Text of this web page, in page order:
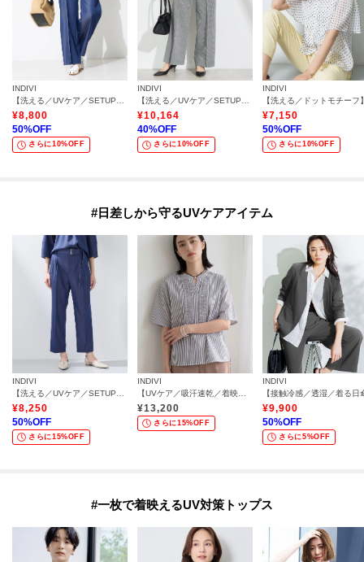
INDIVI
【洗える／UVケア／SETUP可能】デニムライクワイドパンツ
¥8,800
50%OFF
さらに10%OFF
INDIVI
【洗える／UVケア／SETUP可能】サッカー素材ストレートパンツ
¥10,164
40%OFF
さらに10%OFF
INDIVI
¥7,150
50%OFF
さらに10%OFF
#日差しから守るUVケアアイテム
INDIVI
¥8,250
50%OFF
さらに15%OFF
INDIVI
¥13,200
さらに15%OFF
INDIVI
¥9,900
50%OFF
さらに5%OFF
#一枚で着映えるUV対策トップス